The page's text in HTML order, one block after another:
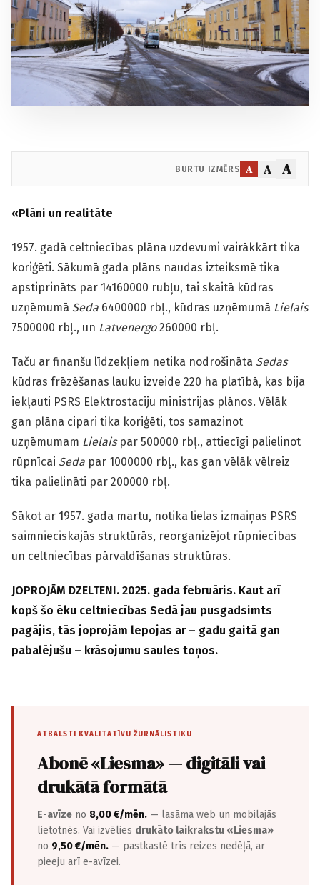
BURTU IZMĒRS A A A
«Plāni un realitāte
1957. gadā celtniecības plāna uzdevumi vairākkārt tika
koriģēti. Sākumā gada plāns naudas izteiksmē tika
apstiprināts par 14160000 rubļu, tai skaitā kūdras
uzņēmumā Seda 6400000 rbļ., kūdras uzņēmumā Lielais
7500000 rbļ., un Latvenergo260000 rbļ.
Taču ar finanšu līdzekļiem netika nodrošināta Sedas
kūdras frēzēšanas lauku izveide 220 ha platībā, kas bija
iekļauti PSRS Elektrostaciju ministrijas plānos. Vēlāk
gan plāna cipari tika koriģēti, tos samazinot
uzņēmumam Lielais par 500000 rbļ., attiecīgi palielinot
rūpnīcai Seda par 1000000 rbļ., kas gan vēlāk vēlreiz
tika palielināti par 200000 rbļ.
Sākot ar 1957. gada martu, notika lielas izmaiņas PSRS
saimnieciskajās struktūrās, reorganizējot rūpniecības
un celtniecības pārvaldīšanas struktūras.
JOPROJĀM DZELTENI. 2025. gada februāris. Kaut arī
kopš šo ēku celtniecības Sedā jau pusgadsimts
pagājis, tās joprojām lepojas ar – gadu gaitā gan
pabalējušu – krāsojumu saules toņos.
ATBALSTI KVALITATĪVU ŽURNĀLISTIKU
Abonē «Liesma» — digitāli vai
drukātā formātā
E-avīze no 8,00 €/mēn. — lasāma web un mobilajās
lietotnēs. Vai izvēlies drukāto laikrakstu «Liesma»
no 9,50 €/mēn. — pastkastē trīs reizes nedēļā, ar
pieeju arī e-avīzei.